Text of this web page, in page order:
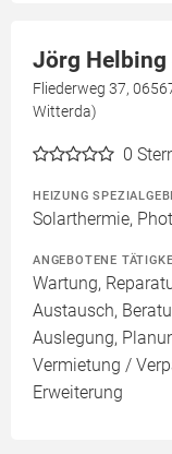
Jörg
Fliederweg 37,
Witterda)
0
HEIZUNG
Solarthermie,
ANGEBOTENE
Wartung,
Austausch,
Auslegung,
Vermietung /
Erweiterung